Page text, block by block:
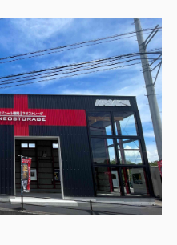
施工事例
あなたにナガワがお薦めの理由
Webカタログ
会社概要
よくあるご質問